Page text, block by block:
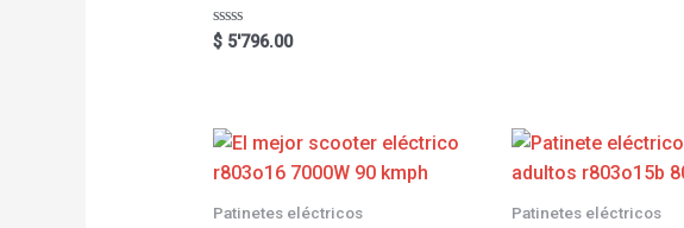
R
a
o
u
o
5
$5'796.00
Patinetes eléctricos Patinetes eléctricos